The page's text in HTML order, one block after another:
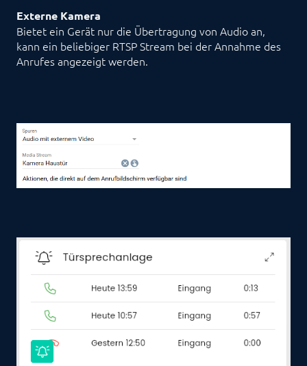
Externe Kamera
Bietet ein Gerät nur die Übertragung von Audio an,
kann ein beliebiger RTSP Stream bei der Annahme des
Anrufes angezeigt werden.